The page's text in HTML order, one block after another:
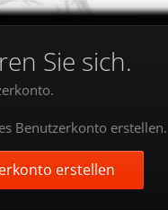
Sie sich.
Benutzerkonto erstellen.
erstellen